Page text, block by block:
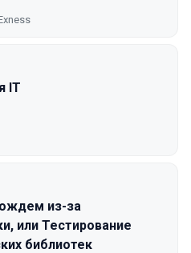
IT
из-за
или Тестирование
библиотек